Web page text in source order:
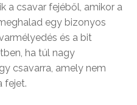
a csavar fejéből, amikor a
egy bizonyos
és a bit
ha túl nagy
csavarra, amely nem
fejet.